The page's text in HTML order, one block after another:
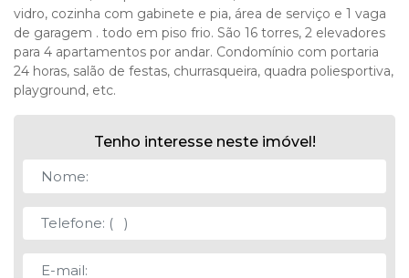
vidro, cozinha com gabinete e pia, área de serviço e 1 vaga
de garagem . todo em piso frio. São 16 torres, 2 elevadores
para 4 apartamentos por andar. Condomínio com portaria
24 horas, salão de festas, churrasqueira, quadra poliesportiva,
playground, etc.
Tenho interesse neste imóvel!